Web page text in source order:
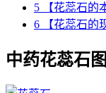
5 【花蕊石的
6 【花蕊石的
中药花蕊石